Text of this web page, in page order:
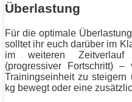
Überlastung
Für die optimale
solltet ihr euch darüber im
im weiteren Zeitverlauf
(progressiver Fortschritt)
Trainingseinheit zu
kg bewegt oder eine